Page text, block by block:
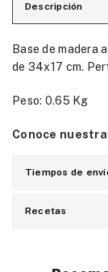
Descripción
Base de madera
de 34x17 cm.
Peso: 0.65 Kg
Conoce
Tiempos de
Recetas